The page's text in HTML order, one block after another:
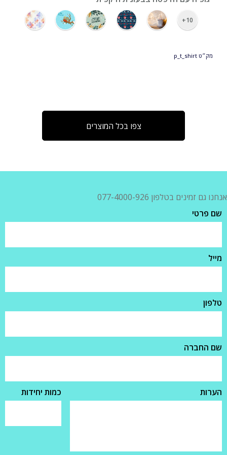
10+
מק״טp_t_shirt
צפו בכל המוצרים
אנחנו גם זמינים בטלפון 077-4000-926
שם פרטי
מייל
טלפון
שם החברה
הערות כמות יחידות